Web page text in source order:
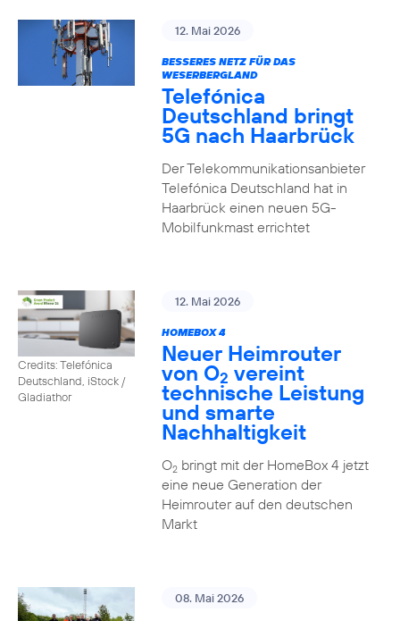
12. Mai 2026
BESSERES NETZ FÜR DAS
WESERBERGLAND
Telefónica
Deutschland bringt
5G nach Haarbrück
Der Telekommunikationsanbieter
Telefónica Deutschland hat in
Haarbrück einen neuen 5G-
Mobilfunkmast errichtet
Credits: Telefónica
Deutschland, iStock /
Gladiathor
12. Mai 2026
HOMEBOX 4
Neuer Heimrouter
von O2 vereint
technische Leistung
und smarte
Nachhaltigkeit
O2bringt mit der HomeBox 4 jetzt
eine neue Generation der
Heimrouter auf den deutschen
Markt
08. Mai 2026